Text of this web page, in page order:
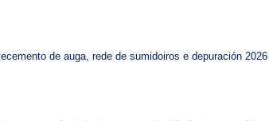
de auga, rede de sumidoiros e depuración 2026